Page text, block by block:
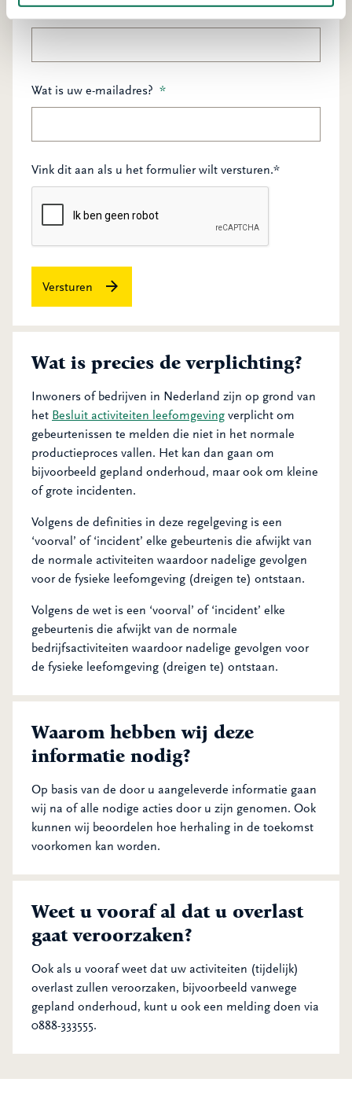
Wat is uw telefoonnummer? *
Wat is uw e-mailadres? *
Vink dit aan als u het formulier wilt versturen.*
Versturen
Wat is precies de verplichting?
Inwoners of bedrijven in Nederland zijn op grond van
het Besluit activiteiten leefomgeving verplicht om
gebeurtenissen te melden die niet in het normale
productieproces vallen. Het kan dan gaan om
bijvoorbeeld gepland onderhoud, maar ook om kleine
of grote incidenten.
Volgens de definities in deze regelgeving is een
‘voorval’ of ‘incident’ elke gebeurtenis die afwijkt van
de normale activiteiten waardoor nadelige gevolgen
voor de fysieke leefomgeving (dreigen te) ontstaan.
Volgens de wet is een ‘voorval’ of ‘incident’ elke
gebeurtenis die afwijkt van de normale
bedrijfsactiviteiten waardoor nadelige gevolgen voor
de fysieke leefomgeving (dreigen te) ontstaan.
Waarom hebben wij deze
informatie nodig?
Op basis van de door u aangeleverde informatie gaan
wij na of alle nodige acties door u zijn genomen. Ook
kunnen wij beoordelen hoe herhaling in de toekomst
voorkomen kan worden.
Weet u vooraf al dat u overlast
gaat veroorzaken?
Ook als u vooraf weet dat uw activiteiten (tijdelijk)
overlast zullen veroorzaken, bijvoorbeeld vanwege
gepland onderhoud, kunt u ook een melding doen via
0888-333555.